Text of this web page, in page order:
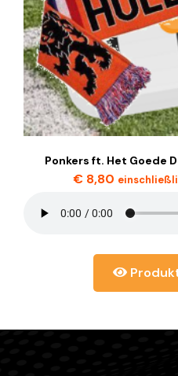
Ponkers ft. Het Goede
€8,80